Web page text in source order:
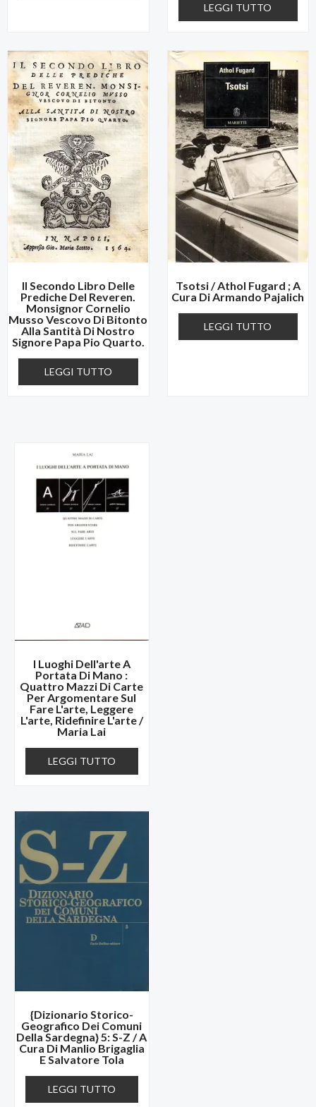
LEGGI TUTTO
Il Secondo Libro Delle
Prediche Del Reveren.
Monsignor Cornelio
Musso Vescovo Di Bitonto
Alla Santità Di Nostro
Signore Papa Pio Quarto.
LEGGI TUTTO
Tsotsi / Athol Fugard ; A
Cura Di Armando Pajalich
LEGGI TUTTO
I Luoghi Dell'arte A
Portata Di Mano :
Quattro Mazzi Di Carte
Per Argomentare Sul
Fare L'arte, Leggere
L'arte, Ridefinire L'arte /
Maria Lai
LEGGI TUTTO
{Dizionario Storico-
Geografico Dei Comuni
Della Sardegna} 5: S-Z / A
Cura Di Manlio Brigaglia
E Salvatore Tola
LEGGI TUTTO